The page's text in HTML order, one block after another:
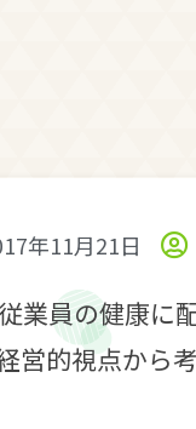
年11月21日
業員の健康に
営的視点から